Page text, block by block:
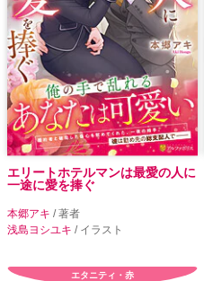
エリートホテルマンは最愛の人に
一途に愛を捧ぐ
本郷アキ / 著者
浅島ヨシユキ / イラスト
エタニティ・赤